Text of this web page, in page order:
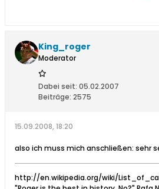
King_roger
Moderator
Dabei seit: 05.02.2007
Beiträge: 2575
15.09.2008, 18:20
also ich muss mich anschließen: sehr
http://en.wikipedia.org/wiki/